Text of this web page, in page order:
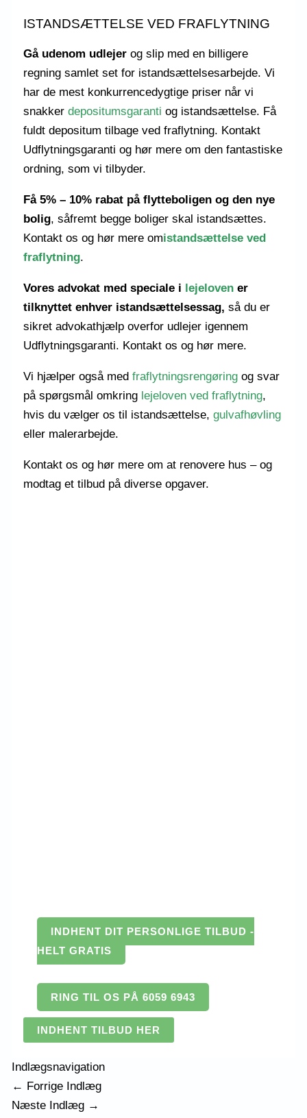
ISTANDSÆTTELSE VED FRAFLYTNING
Gå udenom udlejer og slip med en billigere
regning samlet set for istandsættelsesarbejde. Vi
har de mest konkurrencedygtige priser når vi
snakkerdepositumsgaranti og istandsættelse. Få
fuldt depositum tilbage ved fraflytning. Kontakt
Udflytningsgaranti og hør mere om den fantastiske
ordning, som vi tilbyder.
Få 5% – 10% rabat på flytteboligen og den nye
bolig, såfremt begge boliger skal istandsættes.
Kontakt os og hør mere omistandsættelse ved
fraflytning.
Vores advokat med speciale i lejeloven er
tilknyttet enhver istandsættelsessag, så du er
sikret advokathjælpoverfor udlejer igennem
Udflytningsgaranti. Kontakt os og hør mere.
Vi hjælper også medfraflytningsrengøring og svar
på spørgsmål omkring lejeloven ved fraflytning,
hvis du vælger os til istandsættelse,gulvafhøvling
eller malerarbejde.
Kontakt os og hør mere om at renovere hus – og
modtag et tilbud på diverse opgaver.
INDHENT DIT PERSONLIGE TILBUD -
HELT GRATIS
RING TIL OS PÅ 6059 6943
INDHENT TILBUD HER
Indlægsnavigation
← Forrige Indlæg
Næste Indlæg →